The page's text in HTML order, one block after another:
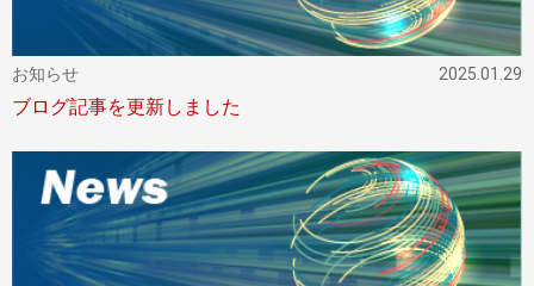
お知らせ 2025.01.29
ブログ記事を更新しました